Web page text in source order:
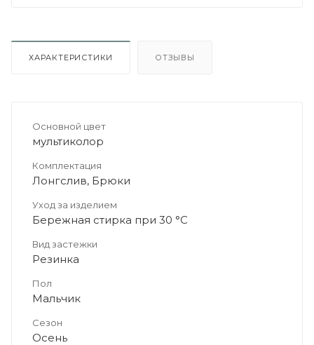
ХАРАКТЕРИСТИКИ ОТЗЫВЫ
Основной цвет
мультиколор
Комплектация
Лонгслив, Брюки
Уход за изделием
Бережная стирка при 30 °C
Вид застежки
Резинка
Пол
Мальчик
Сезон
Осень